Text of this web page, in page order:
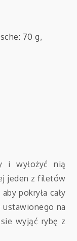
70 g,
i wyłożyć nią
jeden z filetów
pokryła cały
ustawionego na
wyjąć rybę z